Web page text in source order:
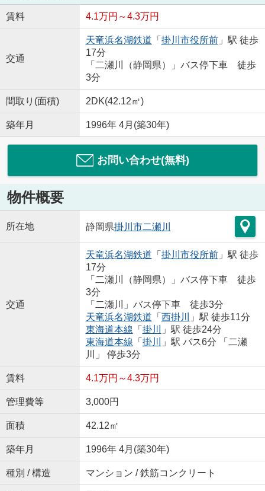
賃料 4.1万円～4.3万円
交通
天竜浜名湖鉄道 「 掛川市役所前」駅 徒歩
17分
「二瀬川（静岡県）」バス停下車 徒歩
3分
間取り(面積) 2DK(42.12㎡)
築年月 1996年 4月(築30年)
お問い合わせ(無料)
物件概要
所在地 静岡県掛川市二瀬川
交通
天竜浜名湖鉄道 「 掛川市役所前」駅 徒歩
17分
「二瀬川（静岡県）」バス停下車 徒歩
3分
「二瀬川」バス停下車 徒歩3分
天竜浜名湖鉄道 「 西掛川
」駅 徒歩11分
東海道本線 「 掛川
」駅 徒歩24分
東海道本線 「 掛川
」駅 バス6分 「二瀬
川」 停歩3分
賃料 4.1万円～4.3万円
管理費等 3,000円
面積 42.12㎡
築年月 1996年 4月(築30年)
種別 / 構造 マンション / 鉄筋コンクリート